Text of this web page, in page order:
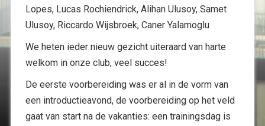
Lopes, Lucas Rochiendrick, Alihan Ulusoy, Samet
Ulusoy, Riccardo Wijsbroek, Caner Yalamoglu
We heten ieder nieuw gezicht uiteraard van harte
welkom in onze club, veel succes!
De eerste voorbereiding was er al in de vorm van
een introductieavond, de voorbereiding op het veld
gaat van start na de vakanties: een trainingsdag is